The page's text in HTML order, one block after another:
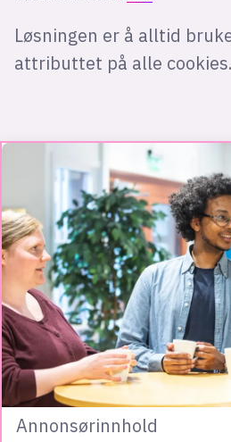
Løsningen er å alltid
attributtet på alle cookies.
Annonsørinnhold